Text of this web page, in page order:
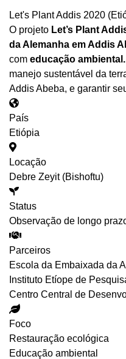
Let's Plant Addis 2020
O projeto Let’s Plant
da Alemanha em Addis
com educação ambiental.
manejo sustentável da
Addis Abeba, e garantir
País
Etiópia
Locação
Debre Zeyit (Bishoftu)
Status
Observação de longo
Parceiros
Escola da Embaixada da
Instituto Etíope de
Centro Central de
Foco
Restauração ecológica
Educação ambiental